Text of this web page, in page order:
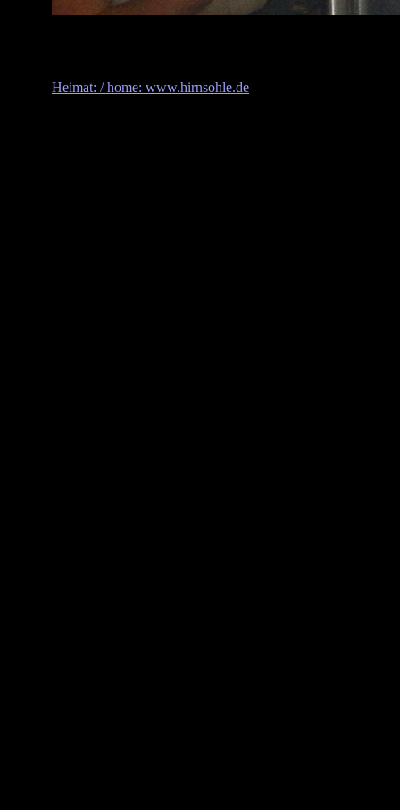
Heimat: / home: www.hirnsohle.de